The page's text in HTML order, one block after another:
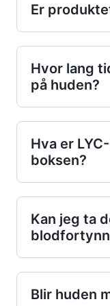
Er
Hvor lang
på huden?
Hva er
boksen?
Kan jeg ta
Blir huden